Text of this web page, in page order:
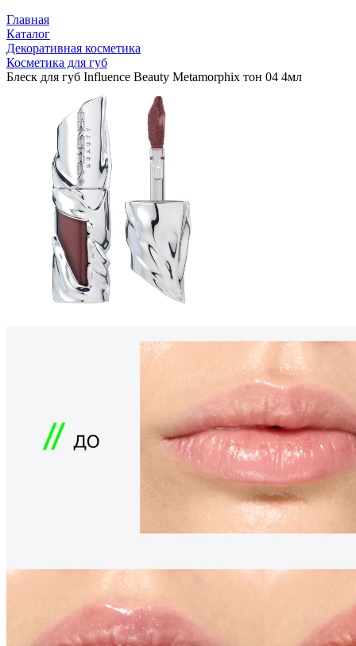
Главная
Каталог
Декоративная косметика
Косметика для губ
Блеск для губ Influence Beauty Metamorphix тон 04 4мл